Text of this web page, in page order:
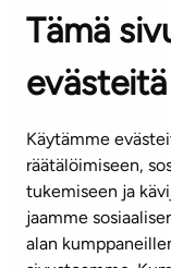
Tämä
evästeitä
Käytämme
räätälöimiseen,
tukemiseen ja
jaamme
alan
Puh. 045
(arkisin klo
info@ta.fi
Tilaa